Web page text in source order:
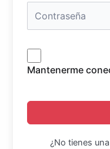
Mantenerme
¿No tienes